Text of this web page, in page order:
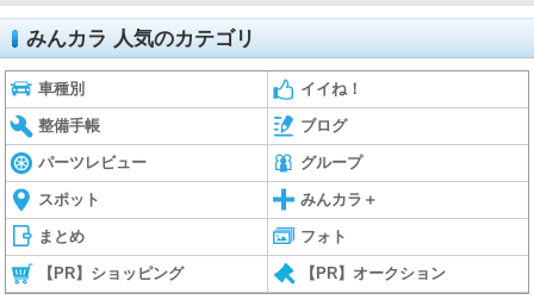
みんカラ 人気のカテゴリ
車種別 イイね！
整備手帳 ブログ
パーツレビュー グループ
スポット みんカラ＋
まとめ フォト
【PR】ショッピング 【PR】オークション